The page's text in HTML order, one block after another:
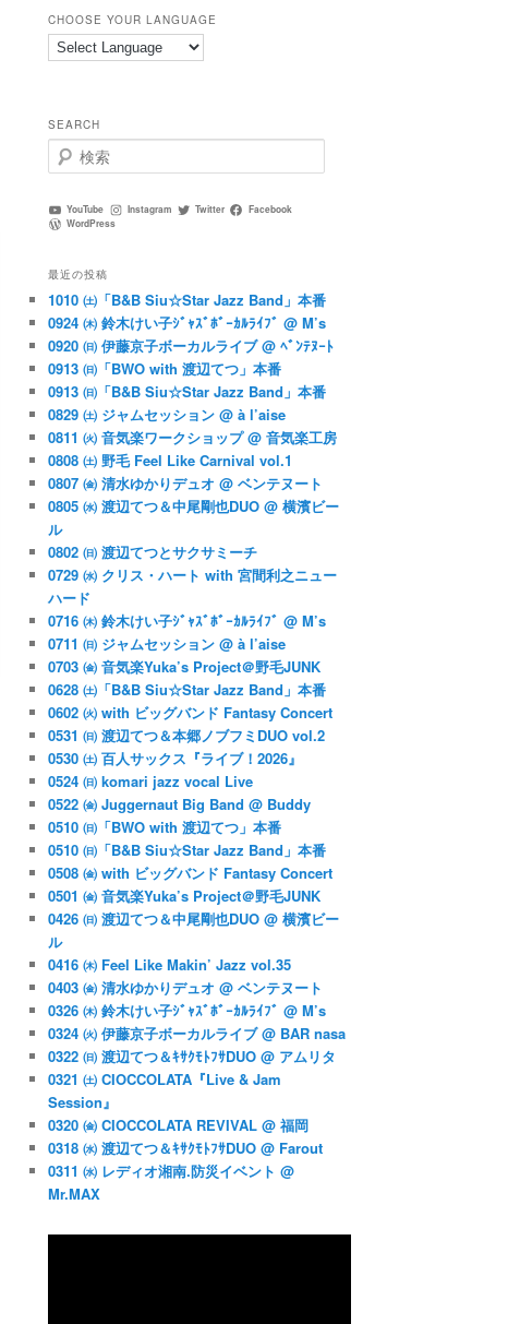
CHOOSE YOUR LANGUAGE
SEARCH
検
索
YouTube Instagram Twitter
Facebook
WordPress
最近の投稿
1010 ㈯「B&B Siu☆Star Jazz Band」本番
0924 ㈭ 鈴木けい子ｼﾞｬｽﾞﾎﾞｰｶﾙﾗｲﾌﾞ @ M’s
0920 ㈰ 伊藤京子ボーカルライブ @ ﾍﾞﾝﾃﾇｰﾄ
0913 ㈰「BWO with 渡辺てつ」本番
0913 ㈰「B&B Siu☆Star Jazz Band」本番
0829 ㈯ ジャムセッション @ à l’aise
0811 ㈫ 音気楽ワークショップ @ 音気楽工房
0808 ㈯ 野毛 Feel Like Carnival vol.1
0807 ㈮ 清水ゆかりデュオ @ ベンテヌート
0805 ㈬ 渡辺てつ＆中尾剛也DUO @ 横濱ビー
ル
0802 ㈰ 渡辺てつとサクサミーチ
0729 ㈬ クリス・ハート with 宮間利之ニュー
ハード
0716 ㈭ 鈴木けい子ｼﾞｬｽﾞﾎﾞｰｶﾙﾗｲﾌﾞ @ M’s
0711 ㈰ ジャムセッション @ à l’aise
0703 ㈮ 音気楽Yuka’s Project＠野毛JUNK
0628 ㈯「B&B Siu☆Star Jazz Band」本番
0602 ㈫ with ビッグバンド Fantasy Concert
0531 ㈰ 渡辺てつ＆本郷ノブフミDUO vol.2
0530 ㈯ 百人サックス『ライブ！2026』
0524 ㈰ komari jazz vocal Live
0522 ㈮ Juggernaut Big Band @ Buddy
0510 ㈰「BWO with 渡辺てつ」本番
0510 ㈰「B&B Siu☆Star Jazz Band」本番
0508 ㈮ with ビッグバンド Fantasy Concert
0501 ㈮ 音気楽Yuka’s Project＠野毛JUNK
0426 ㈰ 渡辺てつ＆中尾剛也DUO @ 横濱ビー
ル
0416 ㈭ Feel Like Makin’ Jazz vol.35
0403 ㈮ 清水ゆかりデュオ @ ベンテヌート
0326 ㈭ 鈴木けい子ｼﾞｬｽﾞﾎﾞｰｶﾙﾗｲﾌﾞ @ M’s
0324 ㈫ 伊藤京子ボーカルライブ @ BAR nasa
0322 ㈰ 渡辺てつ＆ｷｻｸﾓﾄﾌｻDUO @ アムリタ
0321 ㈯ CIOCCOLATA『Live & Jam
Session』
0320 ㈮ CIOCCOLATA REVIVAL @ 福岡
0318 ㈬ 渡辺てつ＆ｷｻｸﾓﾄﾌｻDUO @ Farout
0311 ㈬ レディオ湘南.防災イベント @
Mr.MAX